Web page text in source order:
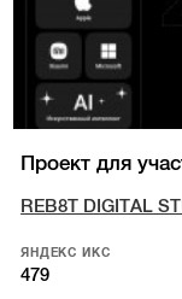
Проект для
REB8T DIGITAL
ЯНДЕКС ИКС
479